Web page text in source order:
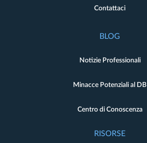
Contattaci
BLOG
Notizie Professionali
Minacce Potenziali al DB
Centro di Conoscenza
RISORSE